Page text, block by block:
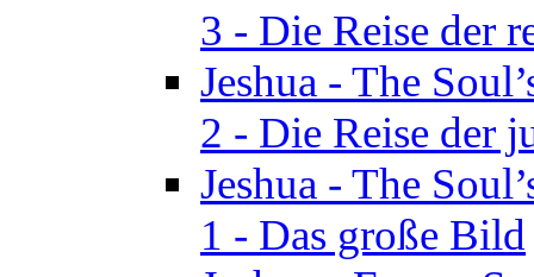
3 - Die Reise der
Jeshua - The
2 - Die Reise der
Jeshua - The
1 - Das große Bild